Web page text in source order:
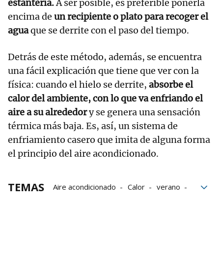
estantería.A ser posible, es preferible ponerla
encima de un recipiente o plato para recoger el
aguaque se derrite con el paso del tiempo.
Detrás de este método, además, se encuentra
una fácil explicación que tiene que ver con la
física: cuando el hielo se derrite, absorbe el
calor del ambiente, con lo que va enfriando el
aire a su alrededory se genera una sensación
térmica más baja. Es, así, un sistema de
enfriamiento casero que imita de alguna forma
el principio del aire acondicionado.
TEMAS Aire acondicionado Calor
verano